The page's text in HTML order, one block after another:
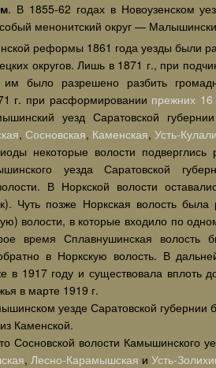
. В 1855-62 годах в Новоузенском
менонитский округ —
реформы 1861 года уезды были
округов. Лишь в 1871 г., при
им было разрешено разбить
г. при расформировании прежних 16
уезд Саратовской
, Сосновская, Каменская, Усть-
некоторые волости
уезда Саратовской
В Норкской волости
Чуть позже Норкская волость
волости, в которые входило по
время Сплавнушинская
в Норкскую волость. В
в 1917 году и существовала вплоть
в марте 1919 г.
уезде Саратовской губернии
Каменской.
Сосновской волости Камышинского
, Лесно-Карамышская и Усть-